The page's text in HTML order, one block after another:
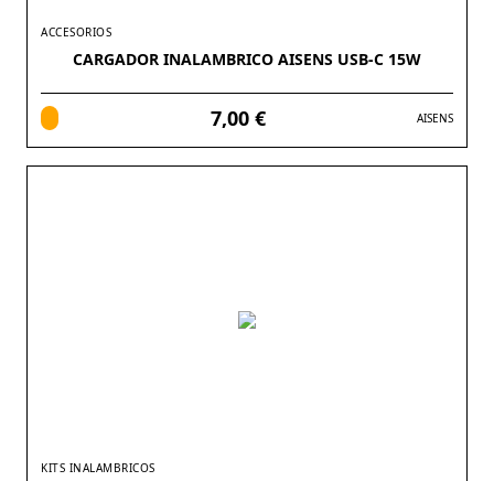
ACCESORIOS
CARGADOR INALAMBRICO AISENS USB-C 15W
7,00 € AISENS
KITS INALAMBRICOS